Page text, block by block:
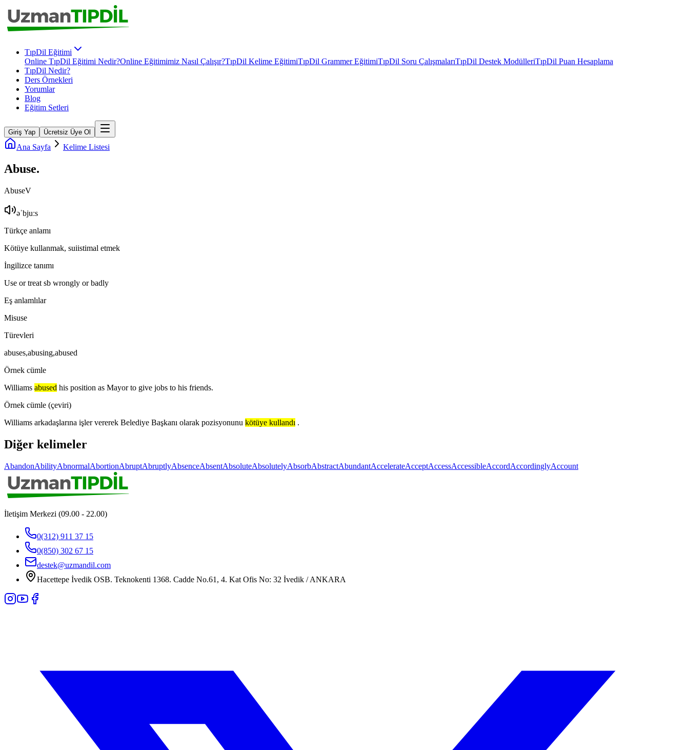
TıpDil Eğitimi
Online TıpDil Eğitimi Nedir?Online Eğitimimiz Nasıl Çalışır?TıpDil Kelime EğitimiTıpDil Grammer EğitimiTıpDil Soru ÇalışmalarıTıpDil Destek ModülleriTıpDil Puan Hesaplama
TıpDil Nedir?
Ders Örnekleri
Yorumlar
Blog
Eğitim Setleri
Giriş Yap Ücretsiz Üye Ol
Ana Sayfa Kelime Listesi
Abuse.
AbuseV
əˈbjuːs
Türkçe anlamı
Kötüye kullanmak, suiistimal etmek
İngilizce tanımı
Use or treat sb wrongly or badly
Eş anlamlılar
Misuse
Türevleri
abuses,abusing,abused
Örnek cümle
Williams abused his position as Mayor to give jobs to his friends.
Örnek cümle (çeviri)
Williams arkadaşlarına işler vererek Belediye Başkanı olarak pozisyonunu kötüye kullandı .
Diğer kelimeler
AbandonAbilityAbnormalAbortionAbruptAbruptlyAbsenceAbsentAbsoluteAbsolutelyAbsorbAbstractAbundantAccelerateAcceptAccessAccessibleAccordAccordinglyAccount
İletişim Merkezi (09.00 - 22.00)
0(312) 911 37 15
0(850) 302 67 15
destek@uzmandil.com
Hacettepe İvedik OSB. Teknokenti 1368. Cadde No.61, 4. Kat Ofis No: 32 İvedik / ANKARA